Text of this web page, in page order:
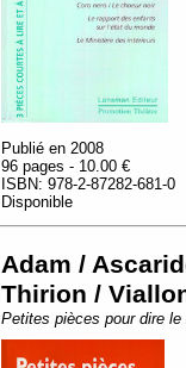
Publié en 2008
96 pages - 10.00 €
ISBN: 978-2-87282-681-0
Disponible
Adam /
Thirion /
Petites pièces pour dire le